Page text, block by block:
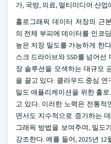
가, 국방, 의료, 멀티미디어 산
홀로그래픽 데이터 저장의 근
의 전체 부피에 데이터를 인코
높은 저장 밀도를 가능하게 한
스크 드라이브와 SSD를 넘어
장 솔루션을 모색하는 대규모
을 끌고 있다. 클라우드 중심
밀도 애플리케이션을 위한 홀
고 있다. 이러한 노력은 전통적
면서도 지수적으로 증가하는
그래픽 방법을 보여주며, 밀도
강조한다. 예를 들어, 2025년